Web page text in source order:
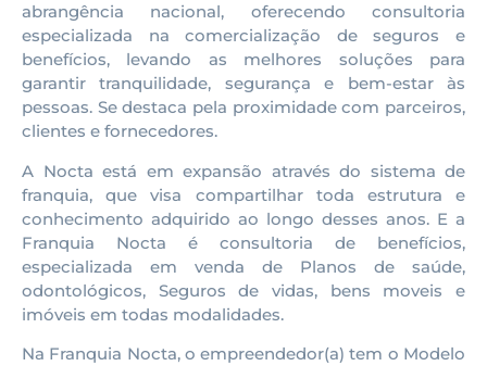
abrangência nacional, oferecendo consultoria
especializada na comercialização de seguros e
benefícios, levando as melhores soluções para
garantir tranquilidade, segurança e bem-estar às
pessoas. Se destaca pela proximidade com parceiros,
clientes e fornecedores.
A Nocta está em expansão através do sistema de
franquia, que visa compartilhar toda estrutura e
conhecimento adquirido ao longo desses anos. E a
Franquia Nocta é consultoria de benefícios,
especializada em venda de Planos de saúde,
odontológicos, Seguros de vidas, bens moveis e
imóveis em todas modalidades.
Na Franquia Nocta, o empreendedor(a) tem o Modelo